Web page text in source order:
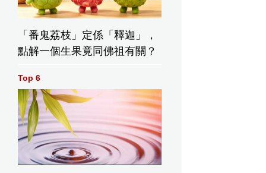
「番鬼荔枝」定係「釋迦」，
點解一個生果竟同佛祖有關？
Top 6